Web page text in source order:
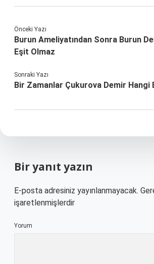
Önceki Yazı
Burun Ameliyatından Sonra Burun
Eşit Olmaz
Sonraki Yazı
Bir Zamanlar Çukurova Demir Hangi
Bir yanıt yazın
E-posta adresiniz yayınlanmayacak.
işaretlenmişlerdir
Yorum